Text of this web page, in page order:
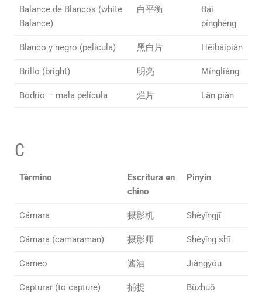
Balance de Blancos (white
Balance)
白平衡
Bái
pínghéng
Blanco y negro (película) 黑白片 Hēibáipiàn
Brillo (bright) 明亮 Míngliàng
Bodrio – mala película 烂片 Làn piàn
C
Término
Escritura en
chino
Pinyin
Cámara 摄影机 Shèyǐngjī
Cámara (camaraman) 摄影师 Shèyǐng shī
Cameo 酱油 Jiàngyóu
Capturar (to capture) 捕捉 Bǔzhuō